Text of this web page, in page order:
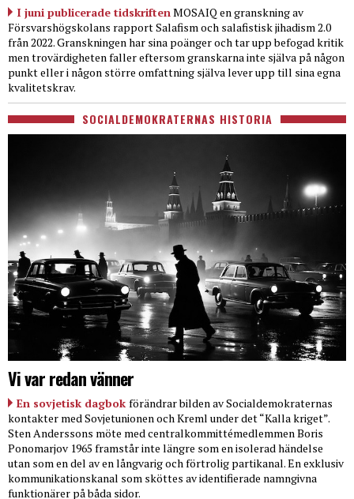
I juni publicerade tidskriften MOSAIQ en granskning av
Försvarshögskolans rapport Salafism och salafistisk jihadism 2.0
från 2022. Granskningen har sina poänger och tar upp befogad kritik
men trovärdigheten faller eftersom granskarna inte själva på någon
punkt eller i någon större omfattning själva lever upp till sina egna
kvalitetskrav.
SOCIALDEMOKRATERNAS HISTORIA
Vi var redan vänner
En sovjetisk dagbok förändrar bilden av Socialdemokraternas
kontakter med Sovjetunionen och Kreml under det “Kalla kriget”.
Sten Anderssons möte med centralkommittémedlemmen Boris
Ponomarjov 1965 framstår inte längre som en isolerad händelse
utan som en del av en långvarig och förtrolig partikanal. En exklusiv
kommunikationskanal som sköttes av identifierade namngivna
funktionärer på båda sidor.